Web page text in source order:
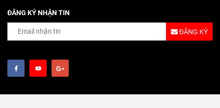
ĐĂNG KÝ NHẬN TIN
ĐĂNG KÝ